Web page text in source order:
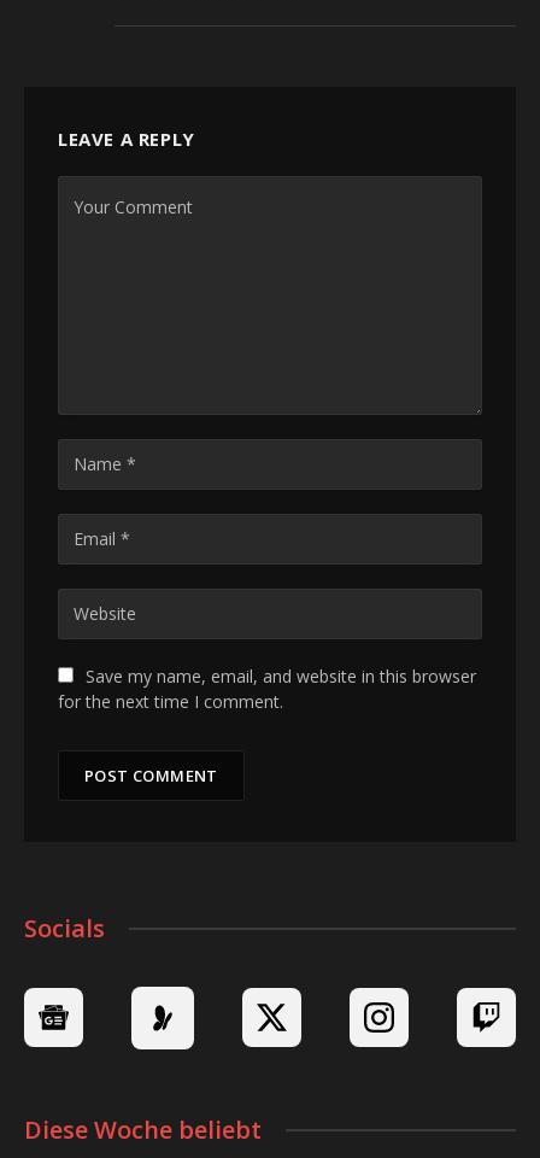
LEAVE A REPLY
Save my name, email, and website in this browser
for the next time I comment.
Socials
Diese Woche beliebt